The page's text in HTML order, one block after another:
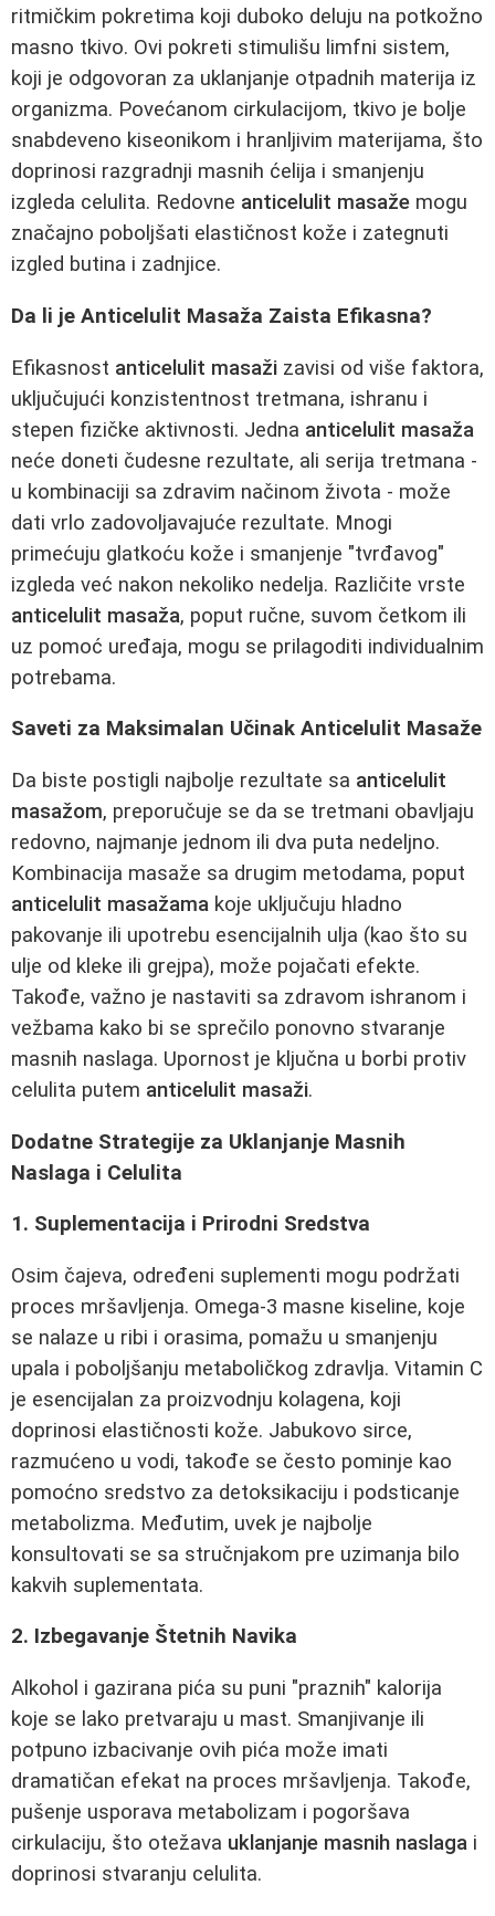
ritmičkim pokretima koji duboko deluju na potkožno
masno tkivo. Ovi pokreti stimulišu limfni sistem,
koji je odgovoran za uklanjanje otpadnih materija iz
organizma. Povećanom cirkulacijom, tkivo je bolje
snabdeveno kiseonikom i hranljivim materijama, što
doprinosi razgradnji masnih ćelija i smanjenju
izgleda celulita. Redovne anticelulit masaže mogu
značajno poboljšati elastičnost kože i zategnuti
izgled butina i zadnjice.
Da li je Anticelulit Masaža Zaista Efikasna?
Efikasnost anticelulit masaži zavisi od više faktora,
uključujući konzistentnost tretmana, ishranu i
stepen fizičke aktivnosti. Jedna anticelulit masaža
neće doneti čudesne rezultate, ali serija tretmana -
u kombinaciji sa zdravim načinom života - može
dati vrlo zadovoljavajuće rezultate. Mnogi
primećuju glatkoću kože i smanjenje "tvrđavog"
izgleda već nakon nekoliko nedelja. Različite vrste
anticelulit masaža, poput ručne, suvom četkom ili
uz pomoć uređaja, mogu se prilagoditi individualnim
potrebama.
Saveti za Maksimalan Učinak Anticelulit Masaže
Da biste postigli najbolje rezultate sa anticelulit
masažom, preporučuje se da se tretmani obavljaju
redovno, najmanje jednom ili dva puta nedeljno.
Kombinacija masaže sa drugim metodama, poput
anticelulit masažama koje uključuju hladno
pakovanje ili upotrebu esencijalnih ulja (kao što su
ulje od kleke ili grejpa), može pojačati efekte.
Takođe, važno je nastaviti sa zdravom ishranom i
vežbama kako bi se sprečilo ponovno stvaranje
masnih naslaga. Upornost je ključna u borbi protiv
celulita putem anticelulit masaži.
Dodatne Strategije za Uklanjanje Masnih
Naslaga i Celulita
1. Suplementacija i Prirodni Sredstva
Osim čajeva, određeni suplementi mogu podržati
proces mršavljenja. Omega-3 masne kiseline, koje
se nalaze u ribi i orasima, pomažu u smanjenju
upala i poboljšanju metaboličkog zdravlja. Vitamin C
je esencijalan za proizvodnju kolagena, koji
doprinosi elastičnosti kože. Jabukovo sirce,
razmućeno u vodi, takođe se često pominje kao
pomoćno sredstvo za detoksikaciju i podsticanje
metabolizma. Međutim, uvek je najbolje
konsultovati se sa stručnjakom pre uzimanja bilo
kakvih suplementata.
2. Izbegavanje Štetnih Navika
Alkohol i gazirana pića su puni "praznih" kalorija
koje se lako pretvaraju u mast. Smanjivanje ili
potpuno izbacivanje ovih pića može imati
dramatičan efekat na proces mršavljenja. Takođe,
pušenje usporava metabolizam i pogoršava
cirkulaciju, što otežava uklanjanje masnih naslaga i
doprinosi stvaranju celulita.